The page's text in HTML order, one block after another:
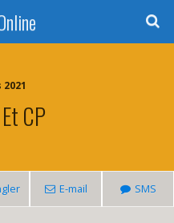
CP
E-mail SMS